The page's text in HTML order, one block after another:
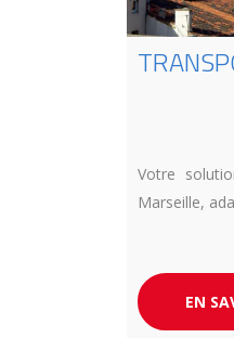
Votre
Marseille,
EN